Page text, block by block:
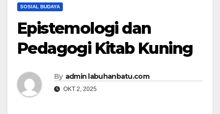
SOSIAL BUDAYA
Epistemologi dan
Pedagogi Kitab Kuning
By admin labuhanbatu.com
OKT 2, 2025